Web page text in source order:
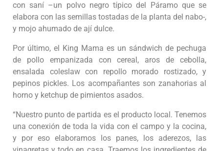
con saní –un polvo negro típico del Páramo que se
elabora con las semillas tostadas de la planta del nabo-,
y mojo ahumado de ají dulce.
Por último, el King Mama es un sándwich de pechuga
de pollo empanizada con cereal, aros de cebolla,
ensalada coleslaw con repollo morado rostizado, y
pepinos pickles. Los acompañantes son zanahorias al
horno y ketchup de pimientos asados.
“Nuestro punto de partida es el producto local. Tenemos
una conexión de toda la vida con el campo y la cocina,
y por eso elaboramos los panes, los aderezos, las